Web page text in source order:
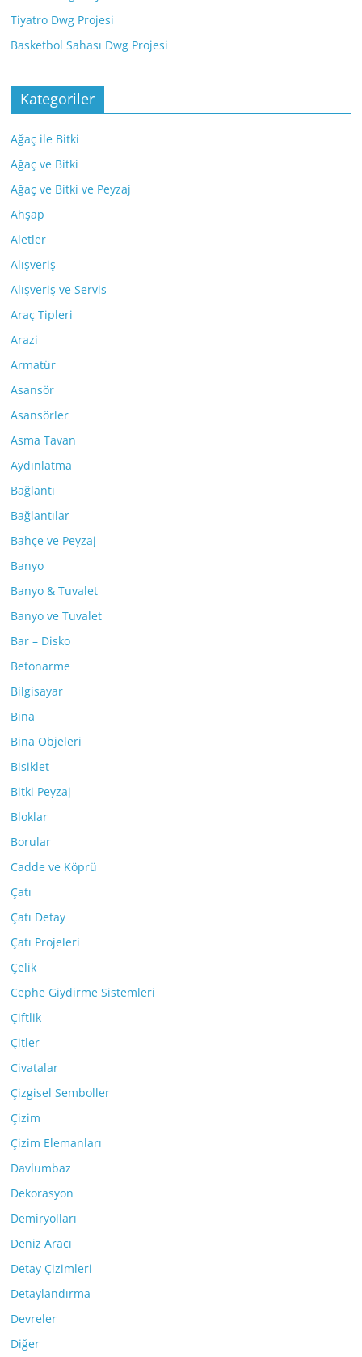
Tiyatro Dwg Projesi
Basketbol Sahası Dwg Projesi
Kategoriler
Ağaç ile Bitki
Ağaç ve Bitki
Ağaç ve Bitki ve Peyzaj
Ahşap
Aletler
Alışveriş
Alışveriş ve Servis
Araç Tipleri
Arazi
Armatür
Asansör
Asansörler
Asma Tavan
Aydınlatma
Bağlantı
Bağlantılar
Bahçe ve Peyzaj
Banyo
Banyo & Tuvalet
Banyo ve Tuvalet
Bar – Disko
Betonarme
Bilgisayar
Bina
Bina Objeleri
Bisiklet
Bitki Peyzaj
Bloklar
Borular
Cadde ve Köprü
Çatı
Çatı Detay
Çatı Projeleri
Çelik
Cephe Giydirme Sistemleri
Çiftlik
Çitler
Civatalar
Çizgisel Semboller
Çizim
Çizim Elemanları
Davlumbaz
Dekorasyon
Demiryolları
Deniz Aracı
Detay Çizimleri
Detaylandırma
Devreler
Diğer